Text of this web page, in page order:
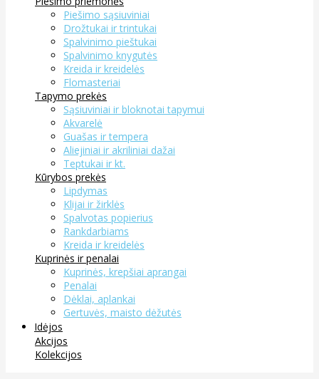
Piešimo sąsiuviniai
Drožtukai ir trintukai
Spalvinimo pieštukai
Spalvinimo knygutės
Kreida ir kreidelės
Flomasteriai
Tapymo prekės
Sąsiuviniai ir bloknotai tapymui
Akvarelė
Guašas ir tempera
Aliejiniai ir akriliniai dažai
Teptukai ir kt.
Kūrybos prekės
Lipdymas
Klijai ir žirklės
Spalvotas popierius
Rankdarbiams
Kreida ir kreidelės
Kuprinės ir penalai
Kuprinės, krepšiai aprangai
Penalai
Dėklai, aplankai
Gertuvės, maisto dėžutės
Idėjos
Akcijos
Kolekcijos